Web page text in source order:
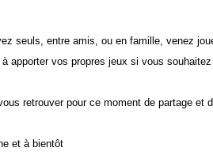
seuls, entre amis, ou en famille, venez
à apporter vos propres jeux si vous
retrouver pour ce moment de partage et
et à bientôt